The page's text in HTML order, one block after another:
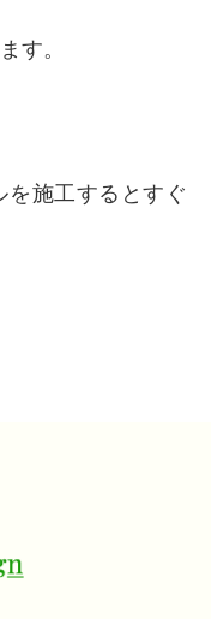
す。
を施工するとすぐ